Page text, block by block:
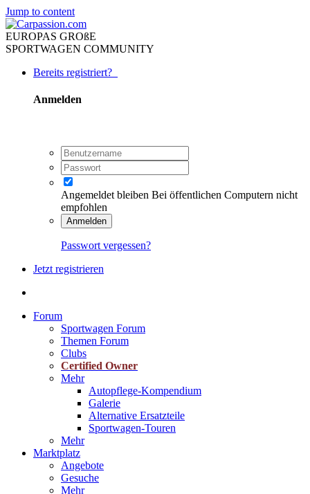
Jump to content
EUROPAS GROßE
SPORTWAGEN COMMUNITY
Bereits registriert?
Anmelden
Angemeldet bleiben Bei öffentlichen Computern nicht
empfohlen
Anmelden
Passwort vergessen?
Jetzt registrieren
Forum
Sportwagen Forum
Themen Forum
Clubs
Certified Owner
Mehr
Autopflege-Kompendium
Galerie
Alternative Ersatzteile
Sportwagen-Touren
Mehr
Marktplatz
Angebote
Gesuche
Mehr